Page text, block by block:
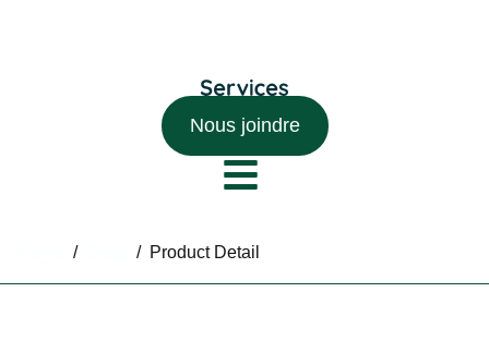
Nous joindre
/ / Product Detail